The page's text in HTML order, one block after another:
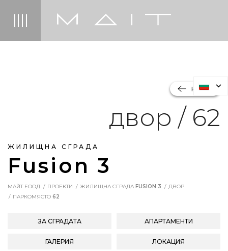
ЖИЛИЩНА СГРАДА
Fusion 3
НАЗАД
двор / 62
МАЙТ ЕООД ПРОЕКТИ ЖИЛИЩНА СГРАДА FUSION 3
ДВОР
ПАРКОМЯСТО 62
ЗА СГРАДАТА АПАРТАМЕНТИ
ГАЛЕРИЯ ЛОКАЦИЯ